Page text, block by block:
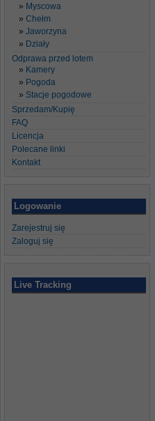
Myscowa
Chełm
Jaworzyna
Działy
Odprawa przed lotem
Kamery
Pogoda
Stacje pogodowe
Sprzedam/Kupię
FAQ
Licencja
Polecane linki
Kontakt
Logowanie
Zarejestruj się
Zaloguj się
Live Tracking